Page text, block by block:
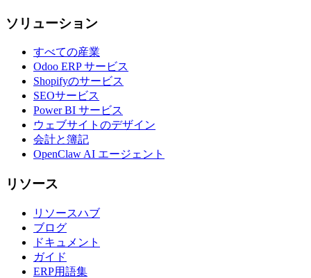
ソリューション
すべての産業
Odoo ERP サービス
Shopifyのサービス
SEOサービス
Power BI サービス
ウェブサイトのデザイン
会計と簿記
OpenClaw AI エージェント
リソース
リソースハブ
ブログ
ドキュメント
ガイド
ERP用語集